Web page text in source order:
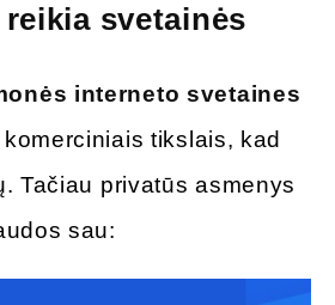
svetainės
interneto svetaines
tikslais, kad
Tačiau privatūs asmenys
sau: